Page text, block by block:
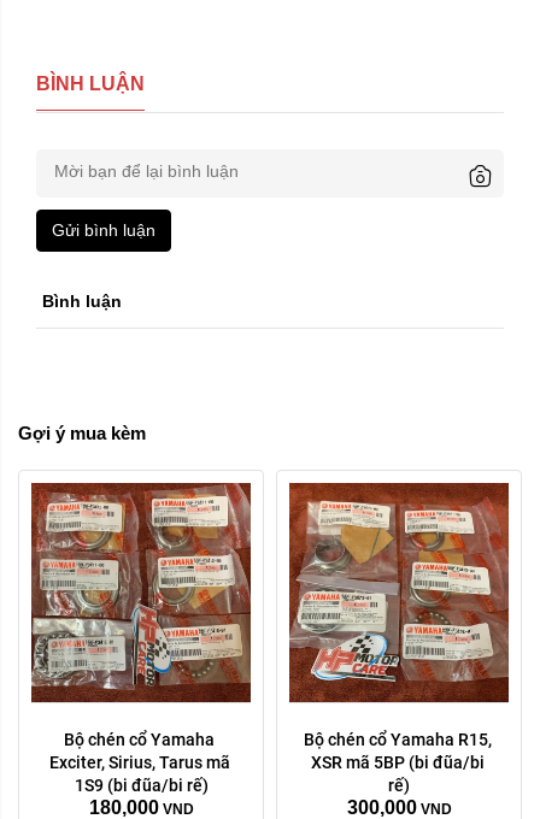
BÌNH LUẬN
Gửi bình luận
Bình luận
Gợi ý mua kèm
Bộ chén cổ Yamaha
Exciter, Sirius, Tarus mã
1S9 (bi đũa/bi rế)
180,000 VND
Bộ chén cổ Yamaha R15,
XSR mã 5BP (bi đũa/bi
rế)
300,000 VND
Hãng xe:
Honda
Yamaha